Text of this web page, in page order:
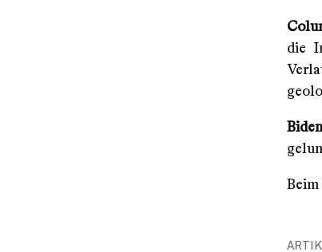
die
Biden
Beim